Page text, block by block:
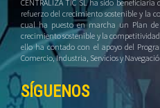
CENTRALIZA TIC SL ha sido
refuerzo del crecimiento sostenible y la
cual ha puesto en marcha un Plan
crecimiento sostenible y la
ello ha contado con el apoyo del
Comercio, Industria, Servicios y
SÍGUENOS